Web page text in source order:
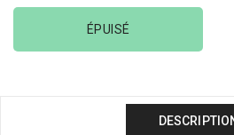
ÉPUISÉ